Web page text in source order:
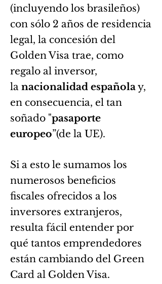
(incluyendo los brasileños)
con sólo 2 años de residencia
legal, la concesión del
Golden Visa trae, como
regalo al inversor,
la nacionalidad españolay,
en consecuencia, el tan
soñado "pasaporte
europeo”(de la UE).
Si a esto le sumamos los
numerosos beneficios
fiscales ofrecidos a los
inversores extranjeros,
resulta fácil entender por
qué tantos emprendedores
están cambiando del Green
Card al Golden Visa.